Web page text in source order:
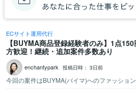
ECサイト運用代行
【BUYMA商品登録経験者のみ】1点
方歓迎！継続・追加案件多数あり
enchantypark 投稿日時： 3日前